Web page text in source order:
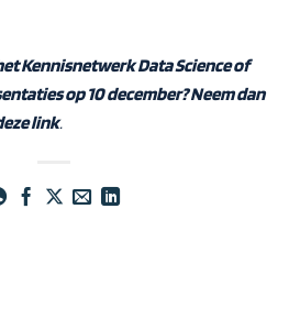
Kennisnetwerk Data Science of
op 10 december? Neem dan
link.